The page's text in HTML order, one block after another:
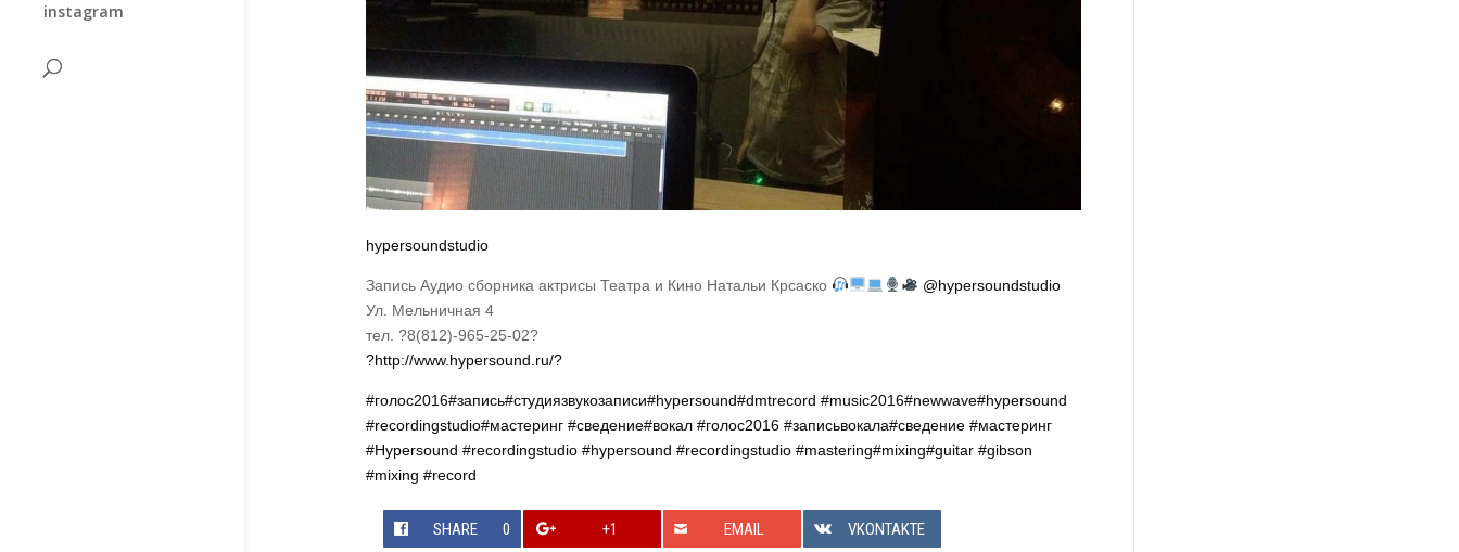
instagram
hypersoundstudio
Запись Аудио сборника актрисы Театра и Кино Натальи Крсаско
@hypersoundstudio
Ул. Мельничная 4
тел. ?8(812)-965-25-02?
?http://www.hypersound.ru/?
#голос2016#запись#студиязвукозаписи#hypersound#dmtrecord #music2016#newwave#hypersound
#recordingstudio#мастеринг #сведение#вокал #голос2016 #записьвокала#сведение #мастеринг
#Hypersound #recordingstudio #hypersound #recordingstudio #mastering#mixing#guitar #gibson
#mixing #record
SHARE 0 +1 EMAIL VKONTAKTE